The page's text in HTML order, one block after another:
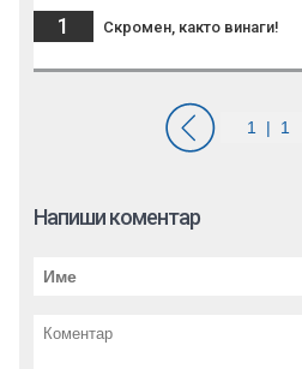
1 Скромен, както винаги!
Напиши коментар